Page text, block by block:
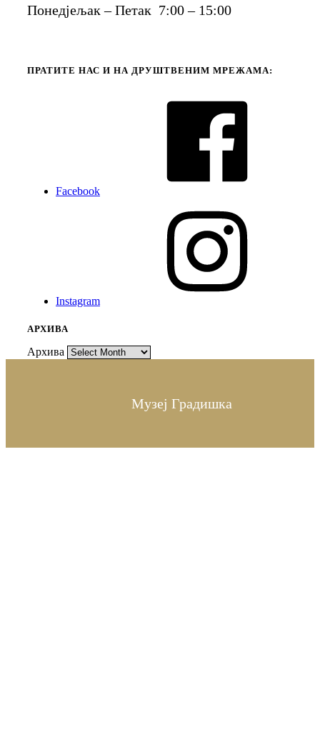
Понедјељак – Петак 7:00 – 15:00
ПРАТИТЕ НАС И НА ДРУШТВЕНИМ МРЕЖАМА:
Facebook
Instagram
АРХИВА
Архива
Музеј Градишка